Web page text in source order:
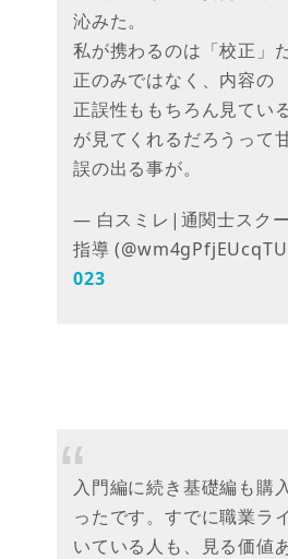
沁みた。
私が携わるのは「校正」
正のみではなく、内容の
正誤性ももちろん見てい
が見てくれるだろうって
誤の出る事が。
— 白スミレ|通関士スク
指導
023
入門編に続き基礎編も購
ったです。すでに職業ラ
いている人も、見る価値